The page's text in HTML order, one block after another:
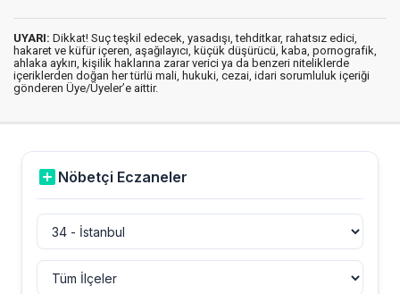
UYARI: Dikkat! Suç teşkil edecek, yasadışı, tehditkar, rahatsız edici,
hakaret ve küfür içeren, aşağılayıcı, küçük düşürücü, kaba, pornografik,
ahlaka aykırı, kişilik haklarına zarar verici ya da benzeri niteliklerde
içeriklerden doğan her türlü mali, hukuki, cezai, idari sorumluluk içeriği
gönderen Üye/Üyeler’e aittir.